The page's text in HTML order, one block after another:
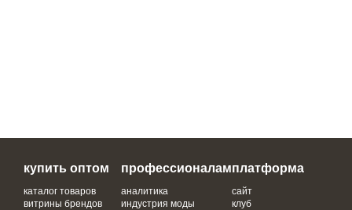
купить оптом
каталог товаров
витрины брендов
профессионалам
аналитика
индустрия моды
платформа
сайт
клуб